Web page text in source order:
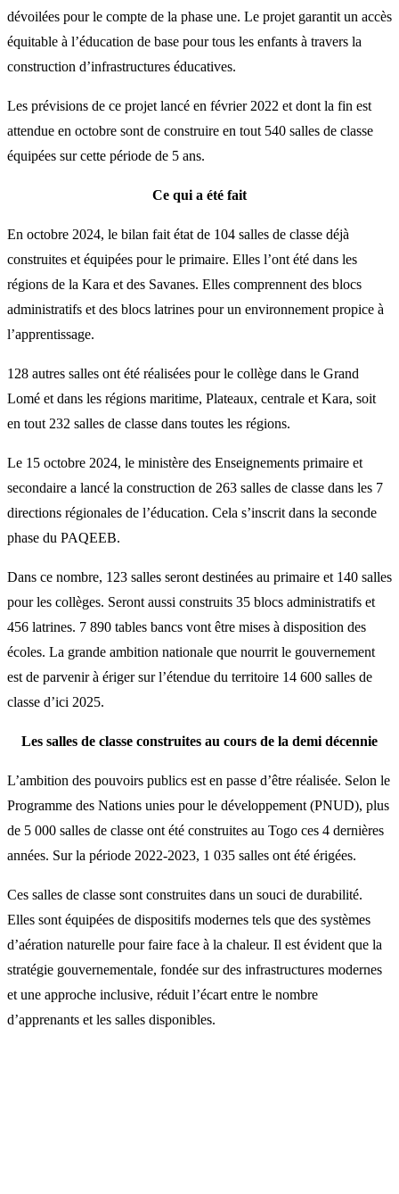
dévoilées pour le compte de la phase une. Le projet garantit un accès
équitable à l’éducation de base pour tous les enfants à travers la
construction d’infrastructures éducatives.
Les prévisions de ce projet lancé en février 2022 et dont la fin est
attendue en octobre sont de construire en tout 540 salles de classe
équipées sur cette période de 5 ans.
Ce qui a été fait
En octobre 2024, le bilan fait état de 104 salles de classe déjà
construites et équipées pour le primaire. Elles l’ont été dans les
régions de la Kara et des Savanes. Elles comprennent des blocs
administratifs et des blocs latrines pour un environnement propice à
l’apprentissage.
128 autres salles ont été réalisées pour le collège dans le Grand
Lomé et dans les régions maritime, Plateaux, centrale et Kara, soit
en tout 232 salles de classe dans toutes les régions.
Le 15 octobre 2024, le ministère des Enseignements primaire et
secondaire a lancé la construction de 263 salles de classe dans les 7
directions régionales de l’éducation. Cela s’inscrit dans la seconde
phase du PAQEEB.
Dans ce nombre, 123 salles seront destinées au primaire et 140 salles
pour les collèges. Seront aussi construits 35 blocs administratifs et
456 latrines. 7 890 tables bancs vont être mises à disposition des
écoles. La grande ambition nationale que nourrit le gouvernement
est de parvenir à ériger sur l’étendue du territoire 14 600 salles de
classe d’ici 2025.
Les salles de classe construites au cours de la demi décennie
L’ambition des pouvoirs publics est en passe d’être réalisée. Selon le
Programme des Nations unies pour le développement (PNUD), plus
de 5 000 salles de classe ont été construites au Togo ces 4 dernières
années. Sur la période 2022-2023, 1 035 salles ont été érigées.
Ces salles de classe sont construites dans un souci de durabilité.
Elles sont équipées de dispositifs modernes tels que des systèmes
d’aération naturelle pour faire face à la chaleur. Il est évident que la
stratégie gouvernementale, fondée sur des infrastructures modernes
et une approche inclusive, réduit l’écart entre le nombre
d’apprenants et les salles disponibles.